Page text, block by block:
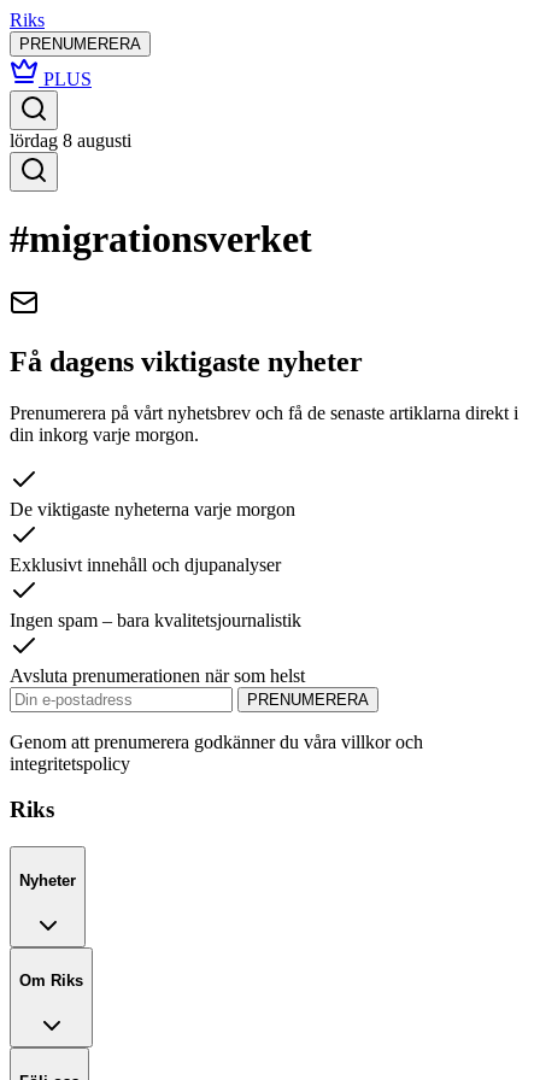
Riks
PRENUMERERA
PLUS
lördag 8 augusti
#migrationsverket
Få dagens viktigaste nyheter
Prenumerera på vårt nyhetsbrev och få de senaste artiklarna direkt i
din inkorg varje morgon.
De viktigaste nyheterna varje morgon
Exklusivt innehåll och djupanalyser
Ingen spam – bara kvalitetsjournalistik
Avsluta prenumerationen när som helst
PRENUMERERA
Genom att prenumerera godkänner du våra villkor och
integritetspolicy
Riks
Nyheter
Om Riks